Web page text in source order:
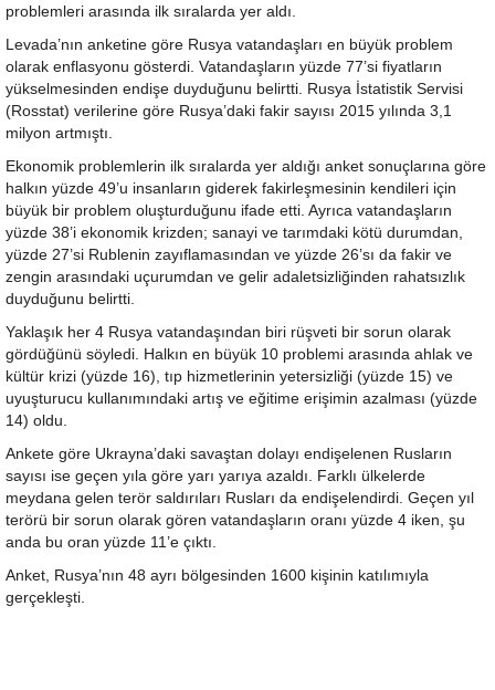
problemleri arasında ilk sıralarda yer aldı.
Levada’nın anketine göre Rusya vatandaşları en büyük problem
olarak enflasyonu gösterdi. Vatandaşların yüzde 77’si fiyatların
yükselmesinden endişe duyduğunu belirtti. Rusya İstatistik Servisi
(Rosstat) verilerine göre Rusya’daki fakir sayısı 2015 yılında 3,1
milyon artmıştı.
Ekonomik problemlerin ilk sıralarda yer aldığı anket sonuçlarına göre
halkın yüzde 49’u insanların giderek fakirleşmesinin kendileri için
büyük bir problem oluşturduğunu ifade etti. Ayrıca vatandaşların
yüzde 38’i ekonomik krizden; sanayi ve tarımdaki kötü durumdan,
yüzde 27’si Rublenin zayıflamasından ve yüzde 26’sı da fakir ve
zengin arasındaki uçurumdan ve gelir adaletsizliğinden rahatsızlık
duyduğunu belirtti.
Yaklaşık her 4 Rusya vatandaşından biri rüşveti bir sorun olarak
gördüğünü söyledi. Halkın en büyük 10 problemi arasında ahlak ve
kültür krizi (yüzde 16), tıp hizmetlerinin yetersizliği (yüzde 15) ve
uyuşturucu kullanımındaki artış ve eğitime erişimin azalması (yüzde
14) oldu.
Ankete göre Ukrayna’daki savaştan dolayı endişelenen Rusların
sayısı ise geçen yıla göre yarı yarıya azaldı. Farklı ülkelerde
meydana gelen terör saldırıları Rusları da endişelendirdi. Geçen yıl
terörü bir sorun olarak gören vatandaşların oranı yüzde 4 iken, şu
anda bu oran yüzde 11’e çıktı.
Anket, Rusya’nın 48 ayrı bölgesinden 1600 kişinin katılımıyla
gerçekleşti.